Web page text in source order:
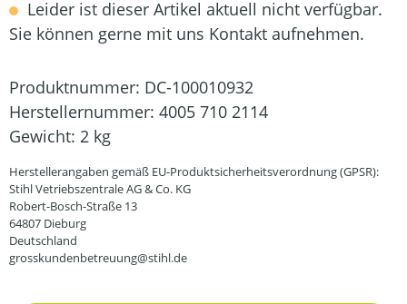
Leider ist dieser Artikel aktuell nicht verfügbar.
Sie können gerne mit uns Kontakt aufnehmen.
Produktnummer: DC-100010932
Herstellernummer: 4005 710 2114
Gewicht: 2 kg
Herstellerangaben gemäß EU-Produktsicherheitsverordnung (GPSR):
Stihl Vetriebszentrale AG & Co. KG
Robert-Bosch-Straße 13
64807 Dieburg
Deutschland
grosskundenbetreuung@stihl.de